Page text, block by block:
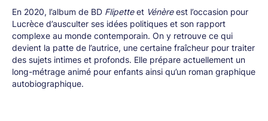
En 2020, l’album de BD Flipetteet Vénèreest l’occasion pour
Lucrèce d’ausculter ses idées politiques et son rapport
complexe au monde contemporain. On y retrouve ce qui
devient la patte de l’autrice, une certaine fraîcheur pour traiter
des sujets intimes et profonds. Elle prépare actuellement un
long-métrage animé pour enfants ainsi qu’un roman graphique
autobiographique.